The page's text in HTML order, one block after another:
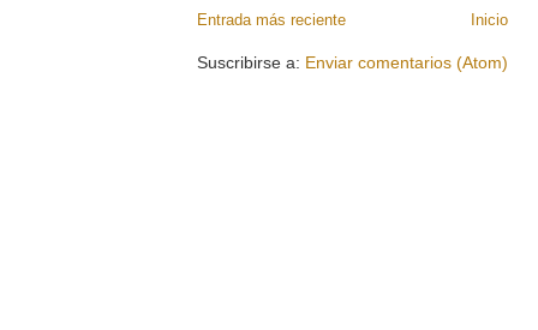
Entrada más reciente Inicio
Suscribirse a: Enviar comentarios (Atom)